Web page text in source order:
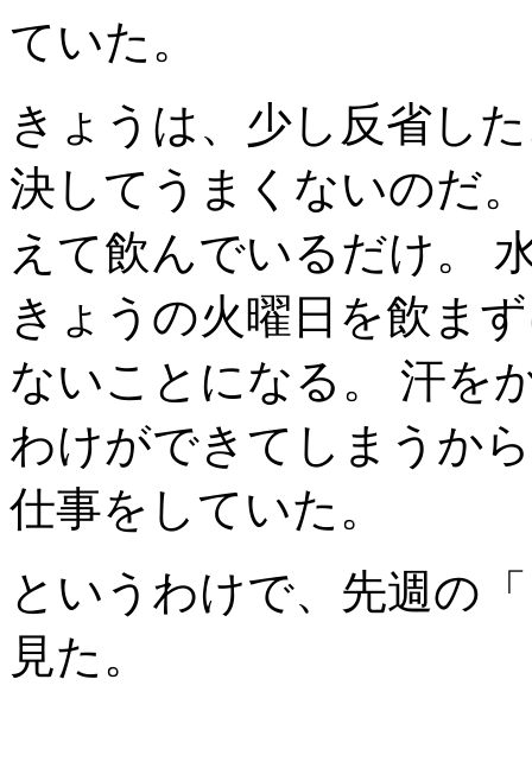
ていた。
きょうは、少し反省し
決してうまくないのだ
えて飲んでいるだけ。
きょうの火曜日を飲ま
ないことになる。 汗を
わけができてしまうか
仕事をしていた。
というわけで、先週の
見た。